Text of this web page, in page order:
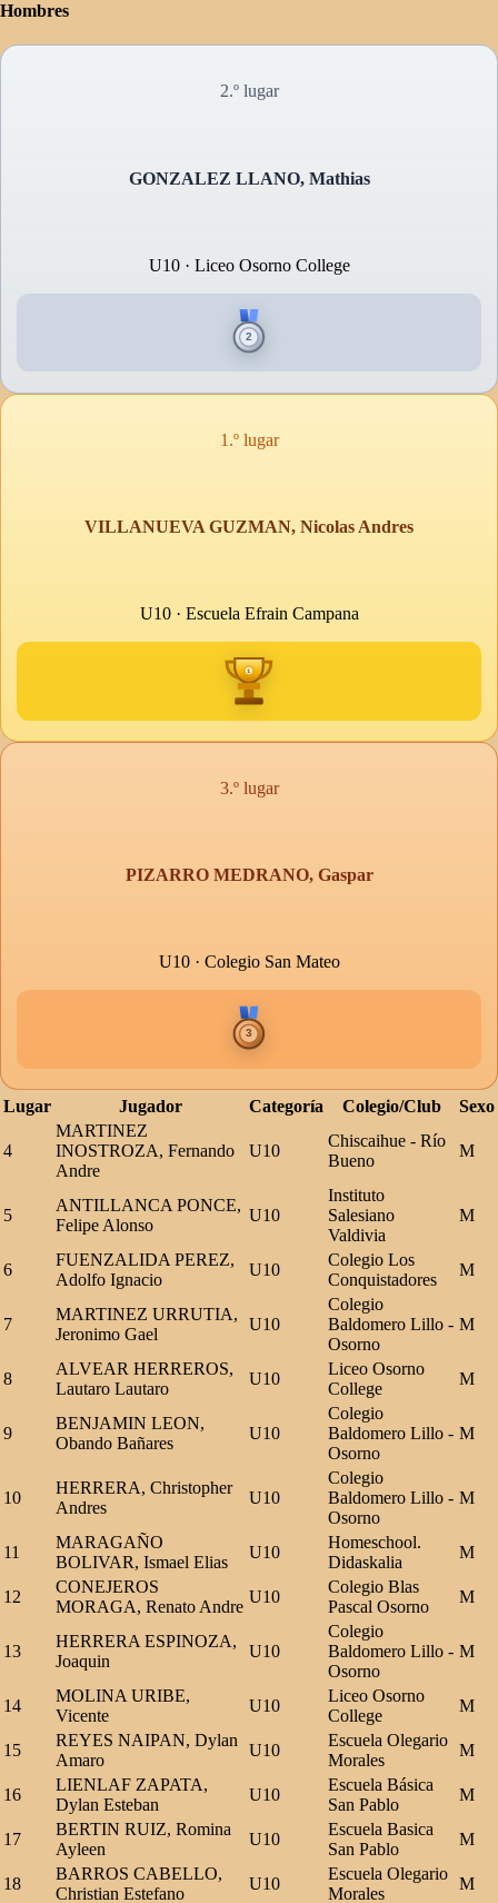
Hombres
2.º lugar
GONZALEZ LLANO, Mathias
U10 · Liceo Osorno College
1.º lugar
VILLANUEVA GUZMAN, Nicolas Andres
U10 · Escuela Efrain Campana
3.º lugar
PIZARRO MEDRANO, Gaspar
U10 · Colegio San Mateo
Lugar Jugador Categoría Colegio/Club Sexo
4
MARTINEZ
INOSTROZA, Fernando
Andre
U10
Chiscaihue - Río
Bueno
M
5
ANTILLANCA PONCE,
Felipe Alonso
U10
Instituto
Salesiano
Valdivia
M
6
FUENZALIDA PEREZ,
Adolfo Ignacio
U10
Colegio Los
Conquistadores
M
7
MARTINEZ URRUTIA,
Jeronimo Gael
U10
Colegio
Baldomero Lillo -
Osorno
M
8
ALVEAR HERREROS,
Lautaro Lautaro
U10
Liceo Osorno
College
M
9
BENJAMIN LEON,
Obando Bañares
U10
Colegio
Baldomero Lillo -
Osorno
M
10
HERRERA, Christopher
Andres
U10
Colegio
Baldomero Lillo -
Osorno
M
11
MARAGAÑO
BOLIVAR, Ismael Elias
U10
Homeschool.
Didaskalia
M
12
CONEJEROS
MORAGA, Renato Andre
U10
Colegio Blas
Pascal Osorno
M
13
HERRERA ESPINOZA,
Joaquin
U10
Colegio
Baldomero Lillo -
Osorno
M
14
MOLINA URIBE,
Vicente
U10
Liceo Osorno
College
M
15
REYES NAIPAN, Dylan
Amaro
U10
Escuela Olegario
Morales
M
16
LIENLAF ZAPATA,
Dylan Esteban
U10
Escuela Básica
San Pablo
M
17
BERTIN RUIZ, Romina
Ayleen
U10
Escuela Basica
San Pablo
M
18
BARROS CABELLO,
Christian Estefano
U10
Escuela Olegario
Morales
M